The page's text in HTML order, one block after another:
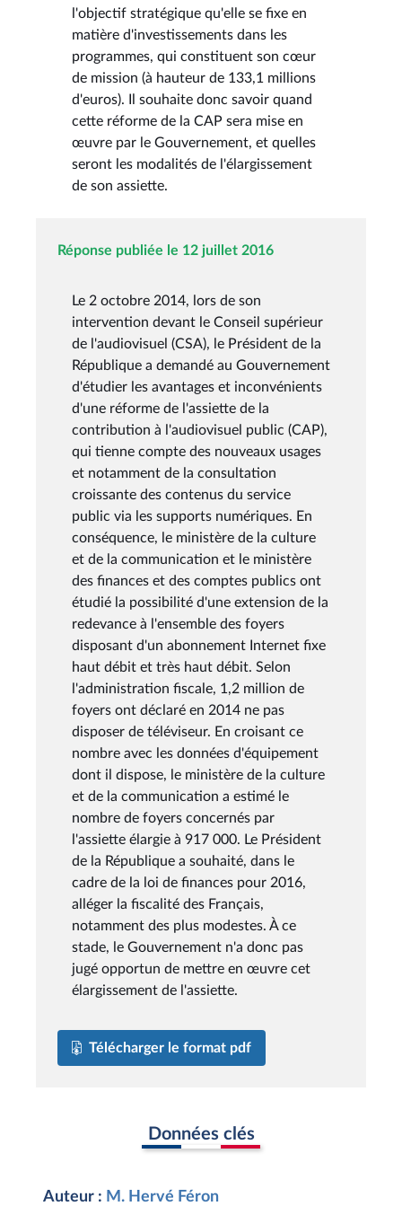
l'objectif stratégique qu'elle se fixe en
matière d'investissements dans les
programmes, qui constituent son cœur
de mission (à hauteur de 133,1 millions
d'euros). Il souhaite donc savoir quand
cette réforme de la CAP sera mise en
œuvre par le Gouvernement, et quelles
seront les modalités de l'élargissement
de son assiette.
Réponse publiée le 12 juillet 2016
Le 2 octobre 2014, lors de son
intervention devant le Conseil supérieur
de l'audiovisuel (CSA), le Président de la
République a demandé au Gouvernement
d'étudier les avantages et inconvénients
d'une réforme de l'assiette de la
contribution à l'audiovisuel public (CAP),
qui tienne compte des nouveaux usages
et notamment de la consultation
croissante des contenus du service
public via les supports numériques. En
conséquence, le ministère de la culture
et de la communication et le ministère
des finances et des comptes publics ont
étudié la possibilité d'une extension de la
redevance à l'ensemble des foyers
disposant d'un abonnement Internet fixe
haut débit et très haut débit. Selon
l'administration fiscale, 1,2 million de
foyers ont déclaré en 2014 ne pas
disposer de téléviseur. En croisant ce
nombre avec les données d'équipement
dont il dispose, le ministère de la culture
et de la communication a estimé le
nombre de foyers concernés par
l'assiette élargie à 917 000. Le Président
de la République a souhaité, dans le
cadre de la loi de finances pour 2016,
alléger la fiscalité des Français,
notamment des plus modestes. À ce
stade, le Gouvernement n'a donc pas
jugé opportun de mettre en œuvre cet
élargissement de l'assiette.
Télécharger le format pdf
Données clés
Auteur : M. Hervé Féron